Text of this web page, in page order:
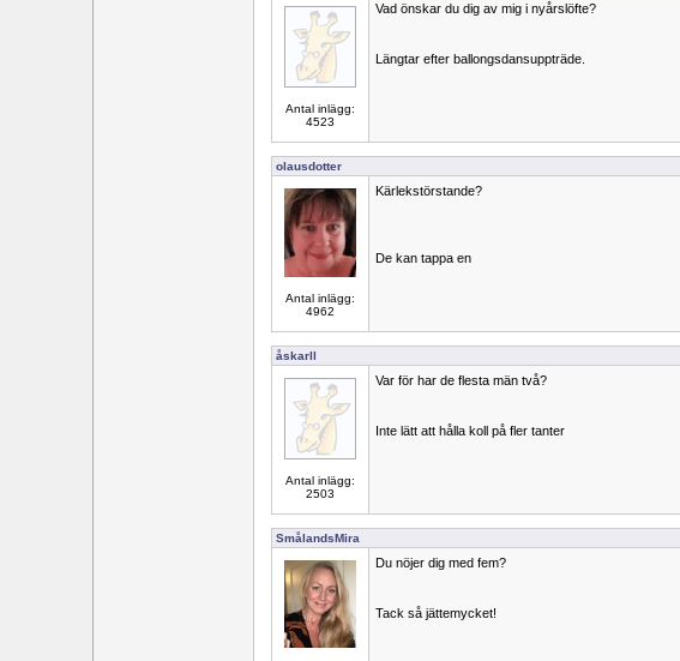
Antal inlägg:
4523
Vad önskar du dig av mig i nyårslöfte?
Längtar efter ballongsdansuppträde.
olausdotter
Antal inlägg:
4962
Kärlekstörstande?
De kan tappa en
åskarll
Antal inlägg:
2503
Var för har de flesta män två?
Inte lätt att hålla koll på fler tanter
SmålandsMira
Du nöjer dig med fem?
Tack så jättemycket!